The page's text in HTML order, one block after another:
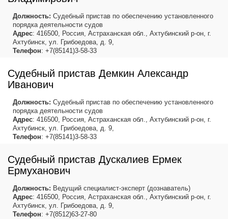
Должность: Судебный пристав по обеспечению установленного
порядка деятельности судов
Адрес: 416500, Россия, Астраханская обл., Ахтубинский р-он, г.
Ахтубинск, ул. Грибоедова, д. 9,
Телефон: +7(85141)3-58-33
Судебный пристав Демкин Александр
Иванович
Должность: Судебный пристав по обеспечению установленного
порядка деятельности судов
Адрес: 416500, Россия, Астраханская обл., Ахтубинский р-он, г.
Ахтубинск, ул. Грибоедова, д. 9,
Телефон: +7(85141)3-58-33
Судебный пристав Дускалиев Ермек
Ермуханович
Должность: Ведущий специалист-эксперт (дознаватель)
Адрес: 416500, Россия, Астраханская обл., Ахтубинский р-он, г.
Ахтубинск, ул. Грибоедова, д. 9,
Телефон: +7(8512)63-27-80